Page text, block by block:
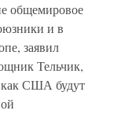
общемировое
и в
заявил
Тельчик,
как США будут